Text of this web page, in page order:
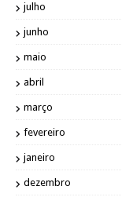
julho
junho
maio
abril
março
fevereiro
janeiro
dezembro